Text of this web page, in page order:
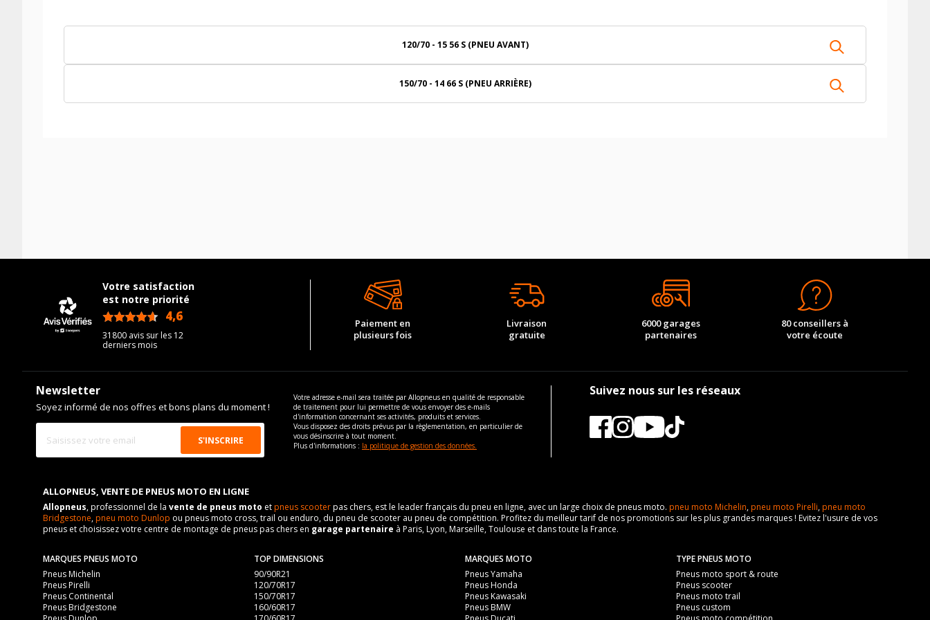
120/70 - 15 56 S (PNEU AVANT)
150/70 - 14 66 S (PNEU ARRIÈRE)
Votre satisfaction
est notre priorité
4,6
31800 avis sur les 12
derniers mois
Paiement en
plusieurs fois
Livraison
gratuite
6000 garages
partenaires
80 conseillers à
votre écoute
Newsletter
Soyez informé de nos offres et bons plans du moment !
Votre adresse e-mail sera traitée par Allopneus en qualité de responsable
de traitement pour lui permettre de vous envoyer des e-mails
d'information concernant ses activités, produits et services.
Vous disposez des droits prévus par la règlementation, en particulier de
vous désinscrire à tout moment.
Plus d'informations : la politique de gestion des données.
Suivez nous sur les réseaux
ALLOPNEUS, VENTE DE PNEUS MOTO EN LIGNE
Allopneus, professionnel de la vente de pneus moto etpneus scooterpas chers, est le leader français du pneu en ligne, avec un large choix de pneus moto. pneu moto Michelin,pneu moto Pirelli,pneu moto
Bridgestone,pneu moto Dunlop ou pneus moto cross, trail ou enduro, du pneu de scooter au pneu de compétition. Profitez du meilleur tarif de nos promotions sur les plus grandes marques ! Evitez l'usure de vos
pneus et choisissez votre centre de montage de pneus pas chers en garage partenaire à Paris, Lyon, Marseille, Toulouse et dans toute la France.
MARQUES PNEUS MOTO
Pneus Michelin
Pneus Pirelli
Pneus Continental
Pneus Bridgestone
TOP DIMENSIONS
90/90R21
120/70R17
150/70R17
160/60R17
MARQUES MOTO
Pneus Yamaha
Pneus Honda
Pneus Kawasaki
Pneus BMW
TYPE PNEUS MOTO
Pneus moto sport & route
Pneus scooter
Pneus moto trail
Pneus custom